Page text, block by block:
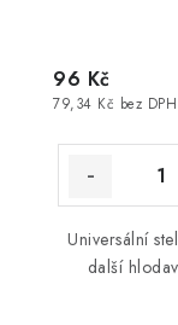
79,34 Kč bez DPH
96 Kč
Universální
další